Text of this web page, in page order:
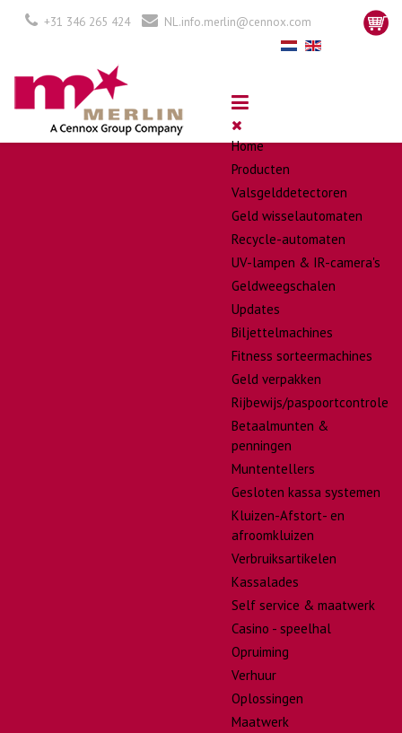
+31 346 265 424 NL.info.merlin@cennox.com
Home
Producten
Valsgelddetectoren
Geld wisselautomaten
Recycle-automaten
UV-lampen & IR-camera's
Geldweegschalen
Updates
Biljettelmachines
Fitness sorteermachines
Geld verpakken
Rijbewijs/paspoortcontrole
Betaalmunten &
penningen
Muntentellers
Gesloten kassa systemen
Kluizen-Afstort- en
afroomkluizen
Verbruiksartikelen
Kassalades
Self service & maatwerk
Casino - speelhal
Opruiming
Verhuur
Oplossingen
Maatwerk